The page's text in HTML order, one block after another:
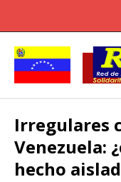
Irregulares
Venezuela:
hecho